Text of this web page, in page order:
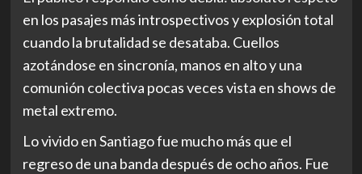
en los pasajes más introspectivos y explosión total
cuando la brutalidad se desataba. Cuellos
azotándose en sincronía, manos en alto y una
comunión colectiva pocas veces vista en shows de
metal extremo.
Lo vivido en Santiago fue mucho más que el
regreso de una banda después de ocho años. Fue